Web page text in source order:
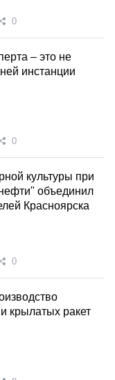
0
– это не
инстанции
0
культуры при
объединил
Красноярска
0
крылатых ракет